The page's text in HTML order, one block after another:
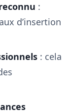
:
d’insertion
: cela